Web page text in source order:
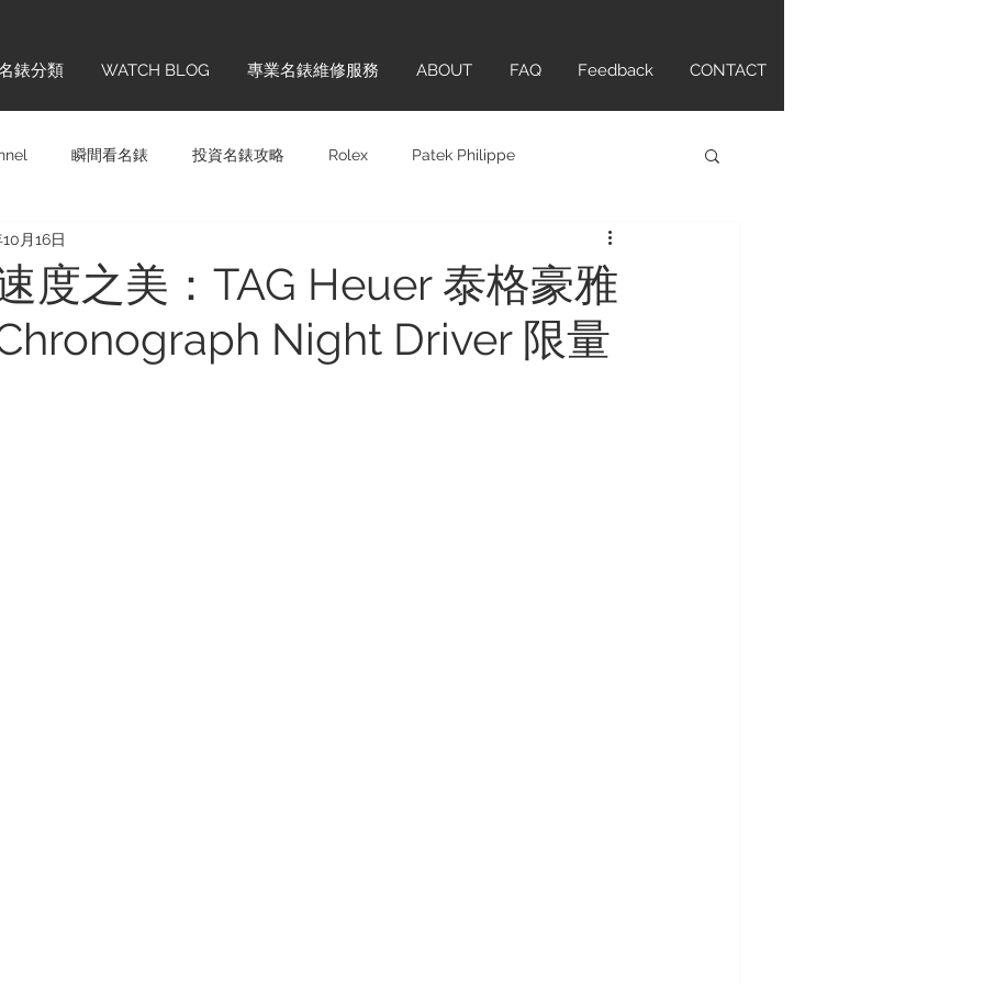
錶分類 WATCH BLOG 專業名錶維修服務 ABOUT FAQ Feedback CONTACT
瞬間看名錶 投資名錶攻略 Rolex Patek Philippe
Panerai
學 品牌巡禮 IWC Hublot Vintage Glashütte Original
度之美：TAG Heuer 泰格豪雅
Night Driver 限量
月16日